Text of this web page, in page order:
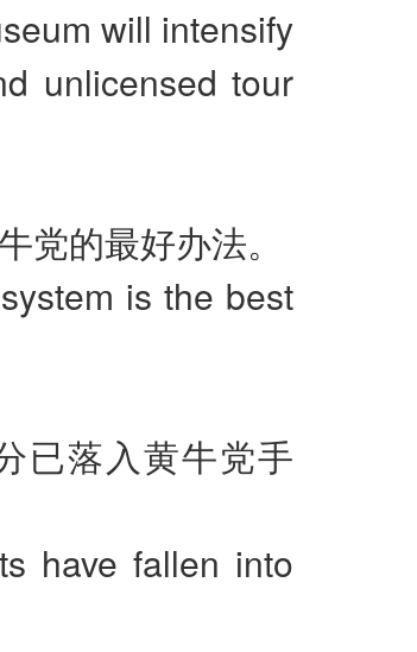
will intensify
unlicensed tour
党的最好办法。
is the best
已落入黄牛党手
have fallen into